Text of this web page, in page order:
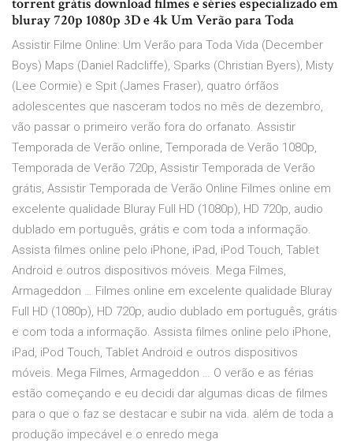
torrent grátis download filmes e séries especializado em
bluray 720p 1080p 3D e 4k Um Verão para Toda
Assistir Filme Online: Um Verão para Toda Vida (December
Boys) Maps (Daniel Radcliffe), Sparks (Christian Byers), Misty
(Lee Cormie) e Spit (James Fraser), quatro órfãos
adolescentes que nasceram todos no mês de dezembro,
vão passar o primeiro verão fora do orfanato. Assistir
Temporada de Verão online, Temporada de Verão 1080p,
Temporada de Verão 720p, Assistir Temporada de Verão
grátis, Assistir Temporada de Verão Online Filmes online em
excelente qualidade Bluray Full HD (1080p), HD 720p, audio
dublado em português, grátis e com toda a informação.
Assista filmes online pelo iPhone, iPad, iPod Touch, Tablet
Android e outros dispositivos móveis. Mega Filmes,
Armageddon … Filmes online em excelente qualidade Bluray
Full HD (1080p), HD 720p, audio dublado em português, grátis
e com toda a informação. Assista filmes online pelo iPhone,
iPad, iPod Touch, Tablet Android e outros dispositivos
móveis. Mega Filmes, Armageddon … O verão e as férias
estão começando e eu decidi dar algumas dicas de filmes
para o que o faz se destacar e subir na vida. além de toda a
produção impecável e o enredo mega